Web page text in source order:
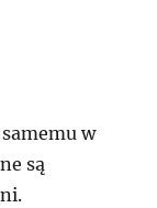
w
są